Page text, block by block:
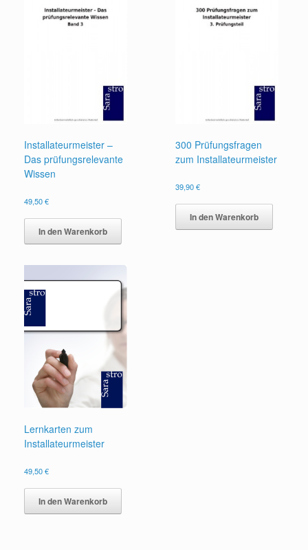
Installateurmeister –
Das prüfungsrelevante
Wissen
49,50€
In den Warenkorb
300 Prüfungsfragen
zum Installateurmeister
39,90€
In den Warenkorb
Lernkarten zum
Installateurmeister
49,50€
In den Warenkorb